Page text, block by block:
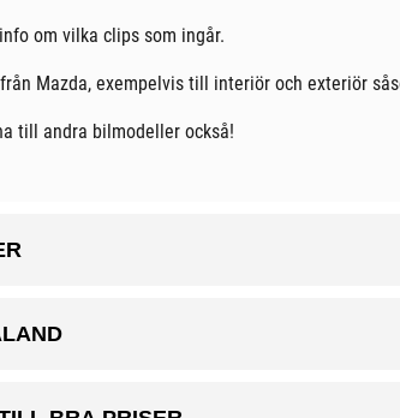
om vilka clips som ingår.
Mazda, exempelvis till interiör och exteriör
till andra bilmodeller också!